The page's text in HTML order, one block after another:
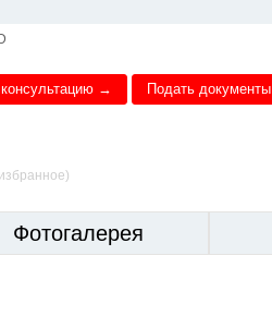
→ Подать документы
Фотогалерея